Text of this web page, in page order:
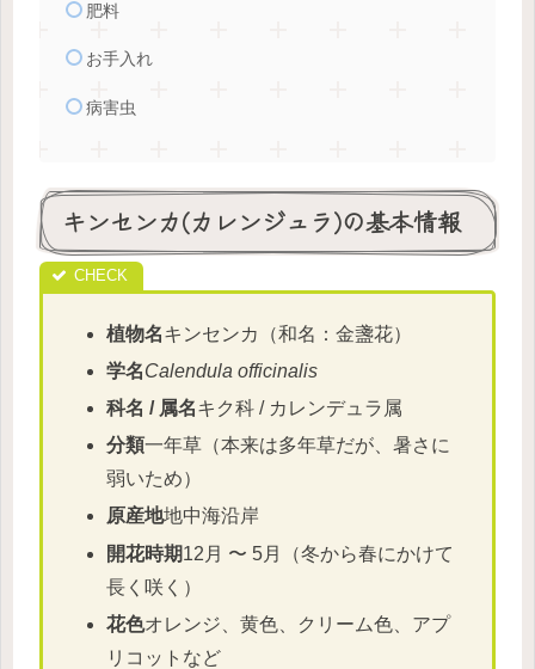
肥料
お手入れ
病害虫
キンセンカ(カレンジュラ)の基本情報
植物名キンセンカ（和名：金盞花）
学名Calendula officinalis
科名 / 属名キク科 / カレンデュラ属
分類一年草（本来は多年草だが、暑さに
弱いため）
原産地地中海沿岸
開花時期12月 〜 5月（冬から春にかけて
長く咲く）
花色オレンジ、黄色、クリーム色、アプ
リコットなど